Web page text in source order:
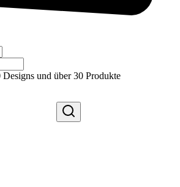
und über 30 Produkte